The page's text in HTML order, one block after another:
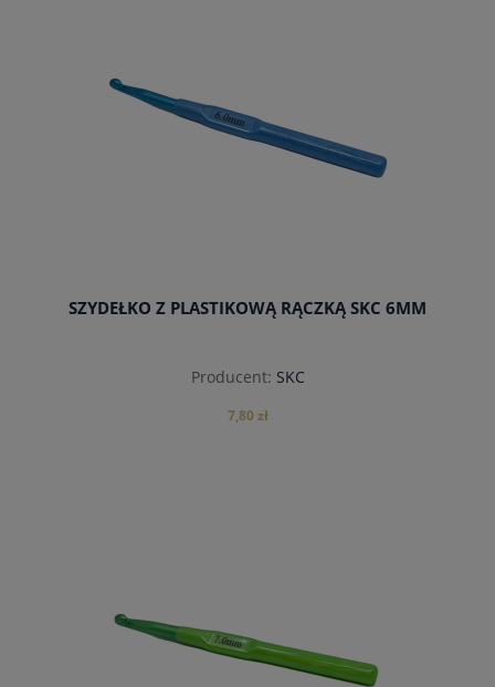
SZYDEŁKO Z PLASTIKOWĄ RĄCZKĄ SKC 6MM
Producent: SKC
7,80 zł